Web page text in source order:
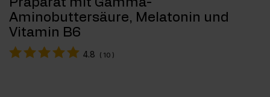
Aminobuttersäure, Melatonin und
Vitamin B6
4.8 ( 10 )